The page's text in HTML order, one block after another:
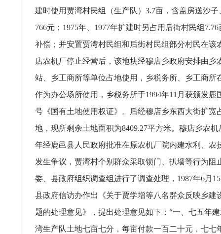
建时使用贾湾村民组（生产队）3.7亩，含盖房送沙
766元；1975年、1977年扩建时另占用后街村民组
补偿；并安置贾湾村民组和后街村民组部分村民在该
店农机厂停止经营后，该地块经穆店乡政府安排由乡
站、乡工商所等单位占地使用，乡税务所、乡工商所
作为办公场所使用，乡税务所于1994年11月获颁发鹿
号《国有土地使用权证》。后经穆店乡东西大街扩宽
地，现所剩余土地面积为8409.27平方米。穆店乡农机
年经鹿邑县人民政府批准在原农机厂院内建水利、农
发生争议，贾湾村个别群众采取锁门、扒墙等行为阻
委、县政府组织调查组进行了调查处理，1987年6月
县政府信访办作出《关于贾学增等八名群众反映乡建
题的处理意见》，提出处理意见如下：“一、七五年
湾生产队土地七亩七分，每亩付款一百二十元，七七